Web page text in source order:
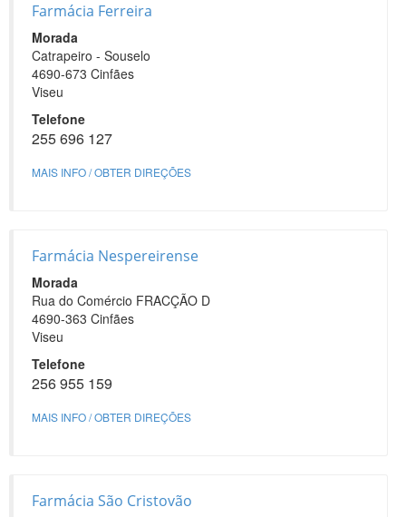
Farmácia Ferreira
Morada
Catrapeiro - Souselo
4690-673 Cinfães
Viseu
Telefone
255 696 127
MAIS INFO / OBTER DIREÇÕES
Farmácia Nespereirense
Morada
Rua do Comércio FRACÇÃO D
4690-363 Cinfães
Viseu
Telefone
256 955 159
MAIS INFO / OBTER DIREÇÕES
Farmácia São Cristovão